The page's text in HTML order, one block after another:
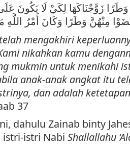
زَوَّجْنَاكَهَا لِكَيْ لَا يَكُونَ
مِنْهُنَّ وَطَرًا وَكَانَ أَمْرُ اللَّهِ
mengakhiri
nikahkan kamu
mukmin untuk menikahi
anak-anak angkat itu
dan adalah
37
dahulu Zainab binty
istri Nabi Shallallahu